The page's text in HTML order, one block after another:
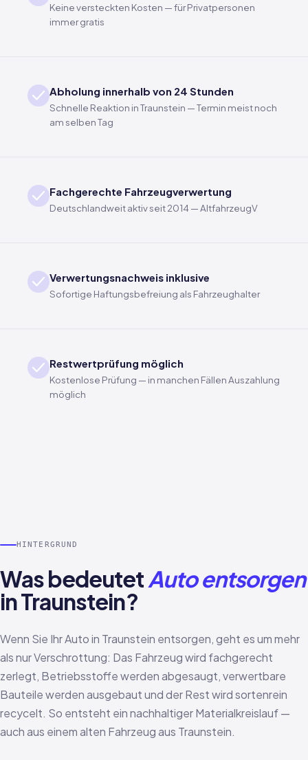
Keine versteckten Kosten — für Privatpersonen
immer gratis
Abholung innerhalb von 24 Stunden
Schnelle Reaktion in Traunstein — Termin meist noch
am selben Tag
Fachgerechte Fahrzeugverwertung
Deutschlandweit aktiv seit 2014 — AltfahrzeugV
Verwertungsnachweis inklusive
Sofortige Haftungsbefreiung als Fahrzeughalter
Restwertprüfung möglich
Kostenlose Prüfung — in manchen Fällen Auszahlung
möglich
HINTERGRUND
Was bedeutetAuto entsorgen
in Traunstein?
Wenn Sie Ihr Auto in Traunstein entsorgen, geht es um mehr
als nur Verschrottung: Das Fahrzeug wird fachgerecht
zerlegt, Betriebsstoffe werden abgesaugt, verwertbare
Bauteile werden ausgebaut und der Rest wird sortenrein
recycelt. So entsteht ein nachhaltiger Materialkreislauf —
auch aus einem alten Fahrzeug aus Traunstein.